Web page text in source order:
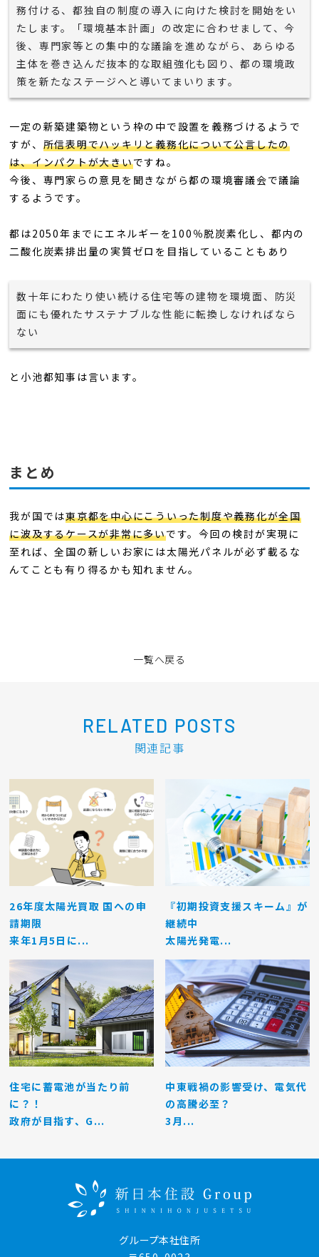
務付ける、都独自の制度の導入に向けた検討を開始をい
たします。「環境基本計画」の改定に合わせまして、今
後、専門家等との集中的な議論を進めながら、あらゆる
主体を巻き込んだ抜本的な取組強化も図り、都の環境政
策を新たなステージへと導いてまいります。
一定の新築建築物という枠の中で設置を義務づけるようで
すが、 所信表明でハッキリと義務化について公言したの
は、インパクトが大きいですね。
今後、専門家らの意見を聞きながら都の環境審議会で議論
するようです。
都は2050年までにエネルギーを100％脱炭素化し、都内の
二酸化炭素排出量の実質ゼロを目指していることもあり
数十年にわたり使い続ける住宅等の建物を環境面、防災
面にも優れたサステナブルな性能に転換しなければなら
ない
と小池都知事は言います。
まとめ
我が国では東京都を中心にこういった制度や義務化が全国
に波及するケースが非常に多いです。今回の検討が実現に
至れば、全国の新しいお家には太陽光パネルが必ず載るな
んてことも有り得るかも知れません。
一覧へ戻る
RELATED POSTS
関連記事
26年度太陽光買取 国への申
請期限
来年1月5日に...
『初期投資支援スキーム』が
継続中
太陽光発電...
住宅に蓄電池が当たり前
に？！
政府が目指す、G...
中東戦禍の影響受け、電気代
の高騰必至？
3月...
グループ本社住所